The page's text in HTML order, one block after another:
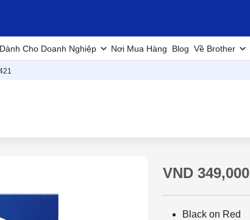
Cho Doanh Nghiệp Nơi Mua Hàng Blog Về Brother
VND 349,000
Black on Red